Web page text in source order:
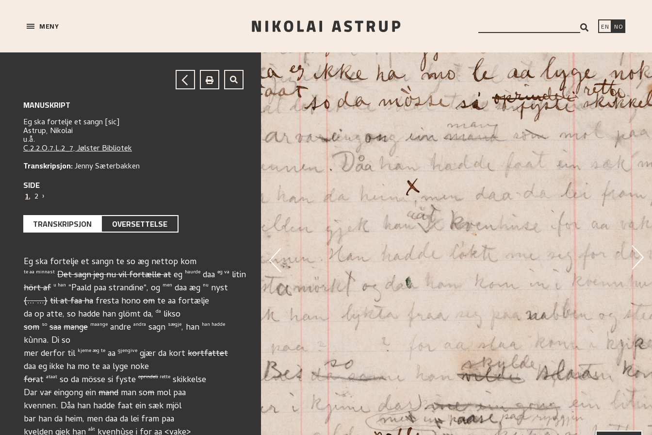
MENY EN NO
MANUSKRIPT
Eg ska fortelje et sangn [sic]
Astrup, Nikolai
u.å.
C.2.2.O.7.L.2_7, Jølster Bibliotek
Transkripsjon:Jenny Sæterbakken
SIDE
1, 2 ›
TRANSKRIPSJON OVERSETTELSE
Eg ska fortelje et sangn te so æg nettop kom
te aa minnast Det sagn jeg nu vil fortælle at eg haurde daa eg va litin
hört af u han "Paald paa strandine", og men daa æg nu nyst
{... ...}til at faa ha fresta hono om te aa fortælje
da op atte, so hadde han glömt da, da likso
som so saamange maange andre andra sagn sægje, han han hadde
kùnna. Di so
mer derfor til kjeme æg te aa gjengive gjær da kort kortfattet
daa eg ikke ha mo te aa lyge noke
forat ataat so da mösse si fyste oprindeli rette skikkelse
Dar var eingong ein mand man som mol paa
kvennen. Dåa han hadde faat ein sæk mjöl
bar han da heim, men daa da lei fram paa
aåt